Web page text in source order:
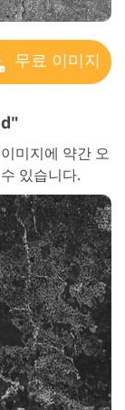
무료 이미지
미지에 약간 오
있습니다.